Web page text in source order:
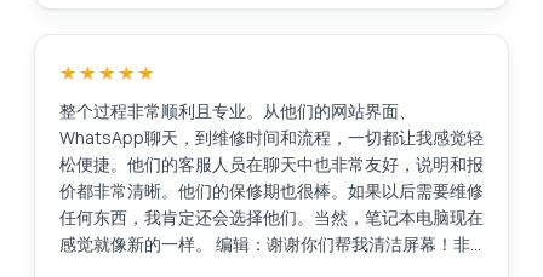
★★★★★
整个过程非常顺利且专业。从他们的网站界面、
WhatsApp聊天，到维修时间和流程，一切都让我感觉轻
松便捷。他们的客服人员在聊天中也非常友好，说明和报
价都非常清晰。他们的保修期也很棒。如果以后需要维修
任何东西，我肯定还会选择他们。当然，笔记本电脑现在
感觉就像新的一样。 编辑：谢谢你们帮我清洁屏幕！非